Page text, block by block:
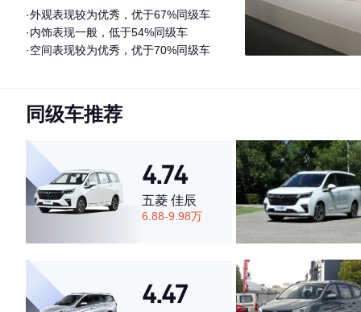
·外观表现较为优秀，优于67%同级车
·内饰表现一般，低于54%同级车
·空间表现较为优秀，优于70%同级车
同级车推荐
4.74
五菱 佳辰
6.88-9.98万
4.47